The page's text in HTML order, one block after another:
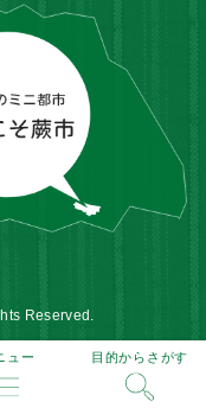
ュー 目的からさがす
Reserved.